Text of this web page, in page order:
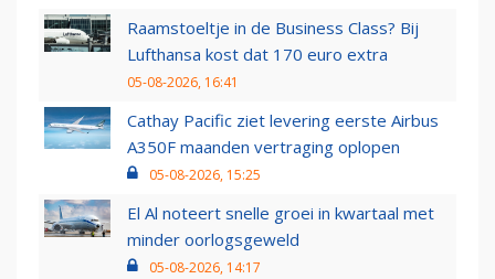
Raamstoeltje in de Business Class? Bij
Lufthansa kost dat 170 euro extra
05-08-2026, 16:41
Cathay Pacific ziet levering eerste Airbus
A350F maanden vertraging oplopen
05-08-2026, 15:25
El Al noteert snelle groei in kwartaal met
minder oorlogsgeweld
05-08-2026, 14:17